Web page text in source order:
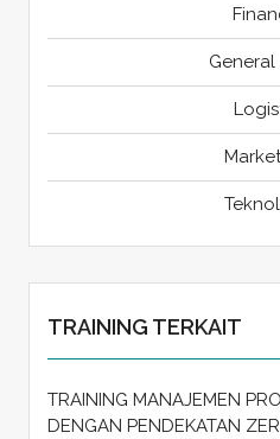
General
TRAINING TERKAIT
TRAINING MANAJEMEN
DENGAN PENDEKATAN